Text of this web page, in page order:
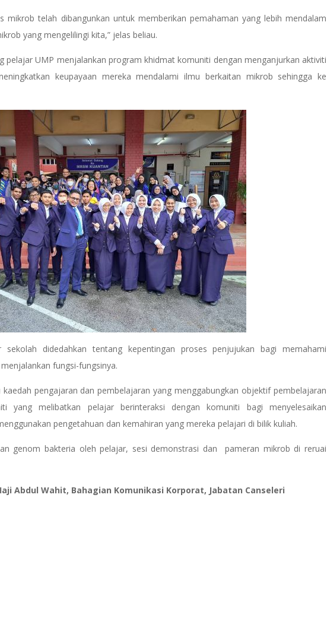
mikrob telah dibangunkan untuk memberikan pemahaman yang lebih mendalam
yang mengelilingi kita,” jelas beliau.
pelajar UMP menjalankan program khidmat komuniti dengan menganjurkan aktiviti
keupayaan mereka mendalami ilmu berkaitan mikrob sehingga ke
didedahkan tentang kepentingan proses penjujukan bagi memahami
fungsi-fungsinya.
pengajaran dan pembelajaran yang menggabungkan objektif pembelajaran
yang melibatkan pelajar berinteraksi dengan komuniti bagi menyelesaikan
pengetahuan dan kemahiran yang mereka pelajari di bilik kuliah.
genom bakteria oleh pelajar, sesi demonstrasi dan pameran mikrob di reruai
Abdul Wahit, Bahagian Komunikasi Korporat, Jabatan Canseleri